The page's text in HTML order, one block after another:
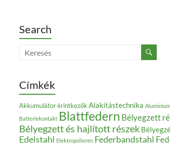
Search
Címkék
Akkumulátor érintkezők Alakítástechnika Aluminium
Batteriekontakt Blattfedern Bélyegzett
Bélyegzett és hajlított részek
Edelstahl Elektropolieren Federbandstahl